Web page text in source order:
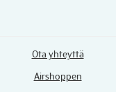
Ota yhteyttä
Airshoppen